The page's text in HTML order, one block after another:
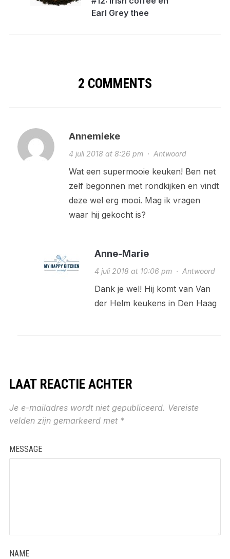
Earl Grey thee
2 COMMENTS
Annemieke
4 juli 2018 at 8:26 pm· Antwoord
Wat een supermooie keuken! Ben net
zelf begonnen met rondkijken en vindt
deze wel erg mooi. Mag ik vragen
waar hij gekocht is?
Anne-Marie
4 juli 2018 at 10:06 pm· Antwoord
Dank je wel! Hij komt van Van
der Helm keukens in Den Haag
LAAT REACTIE ACHTER
Je e-mailadres wordt niet gepubliceerd. Vereiste
velden zijn gemarkeerd met *
MESSAGE
NAME